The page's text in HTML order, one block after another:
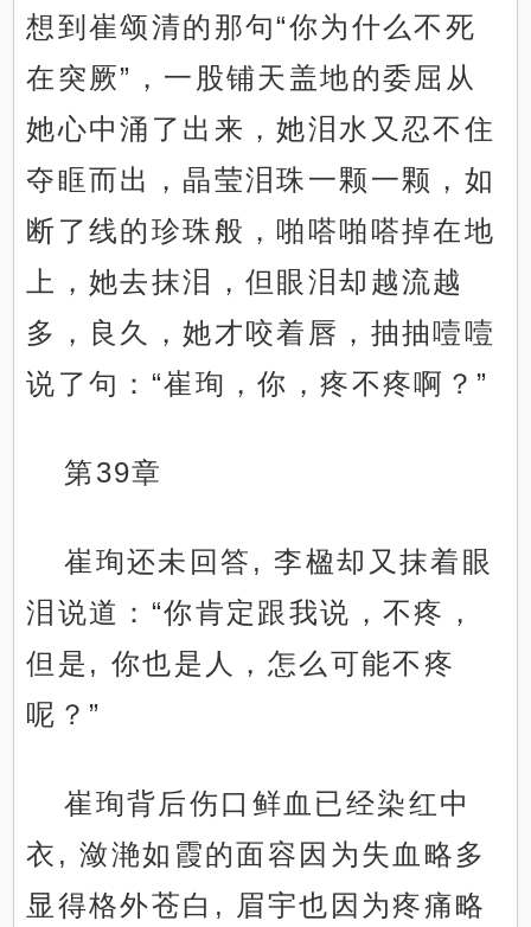
想到崔颂清的那句“你为什么不死
在突厥”，一股铺天盖地的委屈从
她心中涌了出来，她泪水又忍不住
夺眶而出，晶莹泪珠一颗一颗，如
断了线的珍珠般，啪嗒啪嗒掉在地
上，她去抹泪，但眼泪却越流越
多，良久，她才咬着唇，抽抽噎噎
说了句：“崔珣，你，疼不疼啊？”
第39章
崔珣还未回答, 李楹却又抹着眼
泪说道：“你肯定跟我说，不疼，
但是, 你也是人，怎么可能不疼
呢？”
崔珣背后伤口鲜血已经染红中
衣, 潋滟如霞的面容因为失血略多
显得格外苍白, 眉宇也因为疼痛略